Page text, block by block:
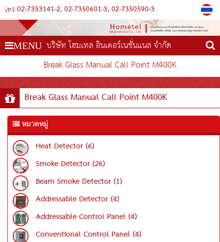
โทร 02-7353141-2 02-7350601-3 02-7350590-3
MENU บริษัท โฮมเทล อินเตอร์เนชั่นแนล จำกัด
Break Glass Manual Call Point M400K
Break Glass Manual Call Point M400K
หมวดหมู่
Heat Detector (6)
Smoke Detector (26)
Beam Smoke Detector (1)
Addressable Detector (4)
Addressable Control Panel (4)
Conventional Control Panel (4)